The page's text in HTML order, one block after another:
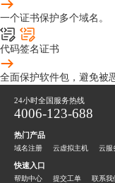
一个证书保护多个域名。
代码签名证书
全面保护软件包，避免被
24小时全国服务热线
4006-123-688
热门产品
域名注册 云虚拟主机 云服
快速入口
帮助中心 提交工单 联系我